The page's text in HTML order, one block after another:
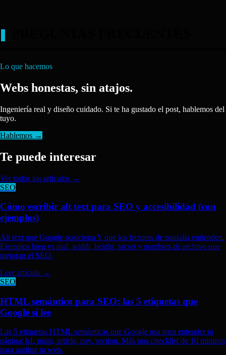
Lo que hacemos
Webs honestas, sin atajos.
Ingeniería real y diseño cuidado. Si te ha gustado el post, hablemos del
tuyo.
Hablemos →
Te puede interesar
Ver todos los artículos →
SEO
Cómo escribir alt text para SEO y accesibilidad (con
ejemplos)
Alt text que Google posiciona Y que los lectores de pantalla entienden.
Ejemplos bien vs mal, width, height, srcset y nombres de archivo que
mejoran el SEO.
Leer artículo →
SEO
HTML semántico para SEO: las 5 etiquetas que
Google sí lee
Las 5 etiquetas HTML semánticas que Google usa para entender tu
página: h1, main, article, nav, section. Más una checklist de 10 minutos
para auditar tu web.